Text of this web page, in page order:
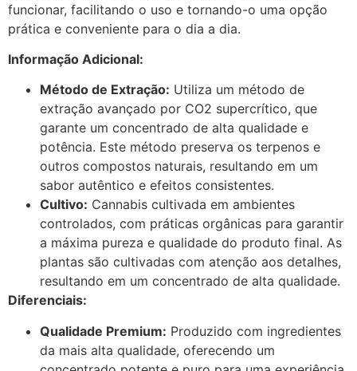
funcionar, facilitando o uso e tornando-o uma opção
prática e conveniente para o dia a dia.
Informação Adicional:
Método de Extração: Utiliza um método de
extração avançado por CO2 supercrítico, que
garante um concentrado de alta qualidade e
potência. Este método preserva os terpenos e
outros compostos naturais, resultando em um
sabor autêntico e efeitos consistentes.
Cultivo: Cannabis cultivada em ambientes
controlados, com práticas orgânicas para garantir
a máxima pureza e qualidade do produto final. As
plantas são cultivadas com atenção aos detalhes,
resultando em um concentrado de alta qualidade.
Diferenciais:
Qualidade Premium: Produzido com ingredientes
da mais alta qualidade, oferecendo um